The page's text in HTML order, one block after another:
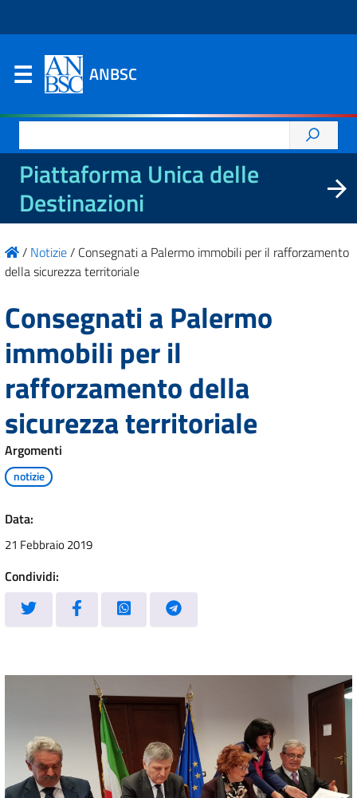
ANBSC
per:
Piattaforma Unica delle
Destinazioni
/ Notizie/ Consegnati a Palermo immobili per il rafforzamento
della sicurezza territoriale
Consegnati a Palermo
immobili per il
rafforzamento della
sicurezza territoriale
Argomenti
notizie
Data:
21 Febbraio 2019
Condividi: